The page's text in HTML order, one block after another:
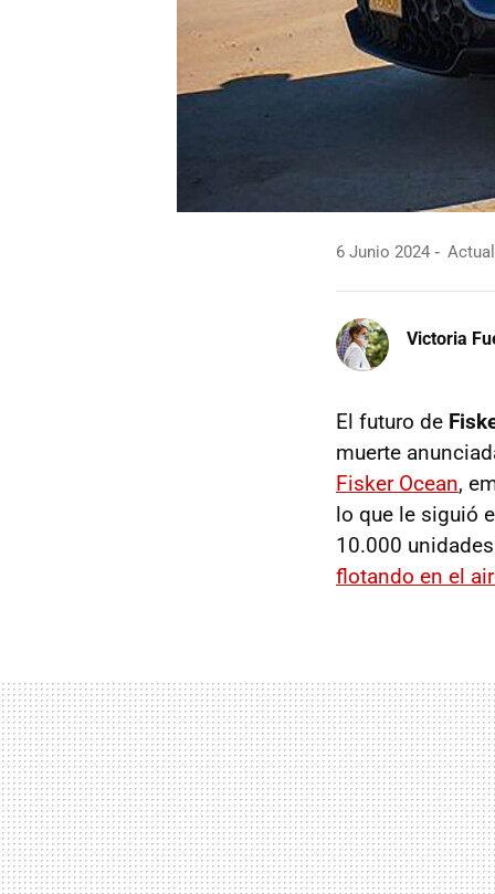
6 Junio 2024
Victoria
El futuro de
muerte
Fisker Ocean,
lo que le siguió
10.000
flotando en el